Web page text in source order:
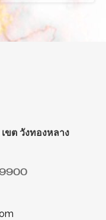
เขต วังทองหลาง